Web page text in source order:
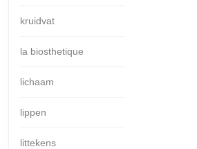
kruidvat
la biosthetique
lichaam
lippen
littekens